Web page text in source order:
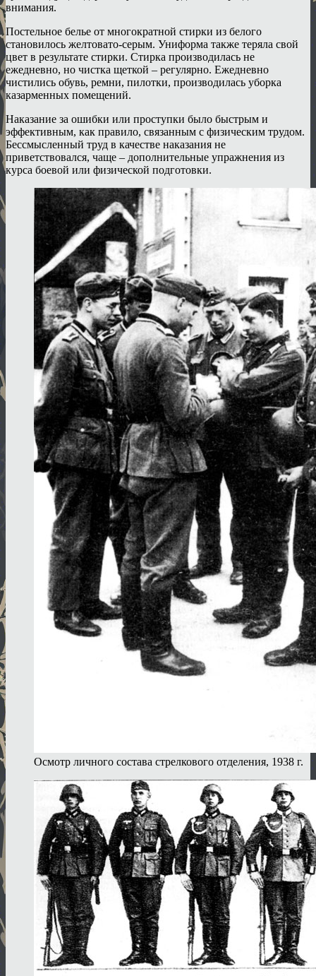
внимания.
Постельное белье от многократной стирки из белого
становилось желтовато-серым. Униформа также теряла свой
цвет в результате стирки. Стирка производилась не
ежедневно, но чистка щеткой – регулярно. Ежедневно
чистились обувь, ремни, пилотки, производилась уборка
казарменных помещений.
Наказание за ошибки или проступки было быстрым и
эффективным, как правило, связанным с физическим трудом.
Бессмысленный труд в качестве наказания не
приветствовался, чаще – дополнительные упражнения из
курса боевой или физической подготовки.
Осмотр личного состава стрелкового отделения, 1938 г.